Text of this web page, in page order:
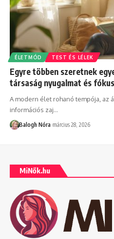
ÉLETMÓD TEST ÉS LÉLEK
Egyre többen szeretnek
társaság nyugalmat és
A modern élet rohanó tempója, az
információs zaj…
Balogh Nóra március 28, 2026
MiNők.hu